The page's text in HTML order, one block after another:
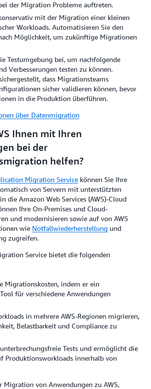
der Migration Probleme auftreten.
mit der Migration einer kleinen
Workloads. Automatisieren Sie den
Möglichkeit, um zukünftige Migrationen
Testumgebung bei, um nachfolgende
Verbesserungen testen zu können.
dass Migrationsteams
sicher validieren können, bevor
in die Produktion überführen.
über Datenmigration
Ihnen mit Ihren
bei der
helfen?
Migration Service können Sie Ihre
von Servern mit unterstützten
die Amazon Web Services (AWS)-Cloud
Ihre On-Premises und Cloud-
und modernisieren sowie auf von AWS
wie Notfallwiederherstellung und
zugreifen.
Service bietet die folgenden
Migrationskosten, indem er ein
für verschiedene Anwendungen
in mehrere AWS-Regionen migrieren,
Belastbarkeit und Compliance zu
Tests und ermöglicht die
Produktionsworkloads innerhalb von
Migration von Anwendungen zu AWS,